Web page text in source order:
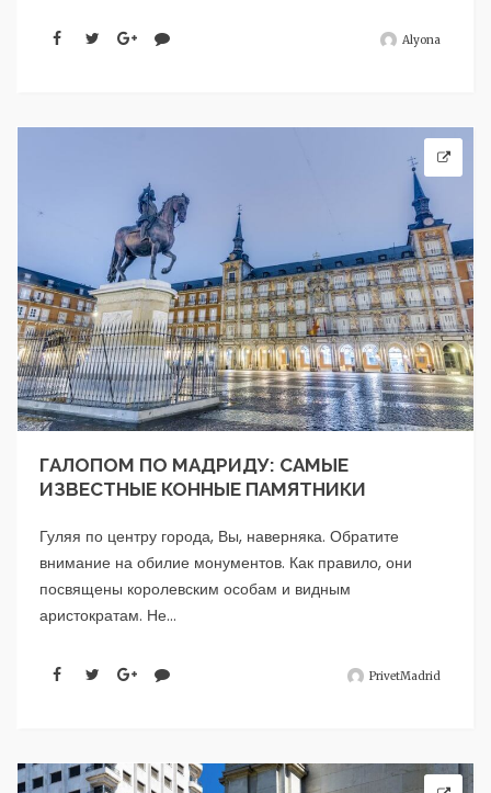
Alyona
ГАЛОПОМ ПО МАДРИДУ: САМЫЕ
ИЗВЕСТНЫЕ КОННЫЕ ПАМЯТНИКИ
Гуляя по центру города, Вы, наверняка. Обратите
внимание на обилие монументов. Как правило, они
посвящены королевским особам и видным
аристократам. Не...
PrivetMadrid